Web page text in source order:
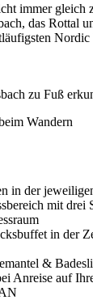
immer gleich
das Rottal
zu Fuß
in der
mit drei
in der
&
Anreise auf